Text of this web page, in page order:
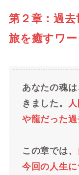
第２章：過
旅を癒すワー
あなたの魂
きました。
や龍だった過
この章では、
今回の人生